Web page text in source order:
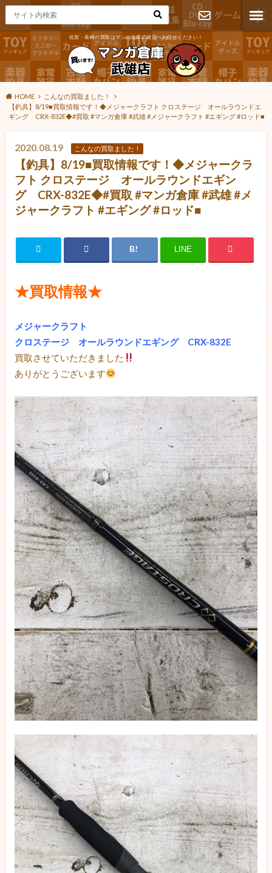
佐賀・長崎の買取はマンガ倉庫武雄店へお任せください！
お問い合わ
せ
HOME
こんなの買取ました！
【釣具】8/19■買取情報です！◆メジャークラフト クロステージ オールラウンドエ
ギング CRX-832E◆#買取 #マンガ倉庫 #武雄 #メジャークラフト #エギング #ロッド■
2020.08.19 こんなの買取ました！
【釣具】8/19■買取情報です！◆メジャークラ
フト クロステージ オールラウンドエギン
グ CRX-832E◆#買取 #マンガ倉庫 #武雄 #メ
ジャークラフト #エギング #ロッド■
LINE
★買取情報★
メジャークラフト
クロステージ オールラウンドエギング CRX-832E
買取させていただきました
ありがとうございます